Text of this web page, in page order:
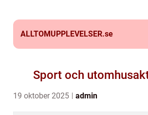
ALLTOMUPPLEVELSER.se
Sport och
19 oktober 2025 admin